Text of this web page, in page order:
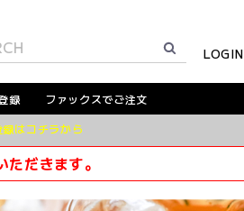
LOGIN
録
ファックスでご注文
録はコチラから
だきます。